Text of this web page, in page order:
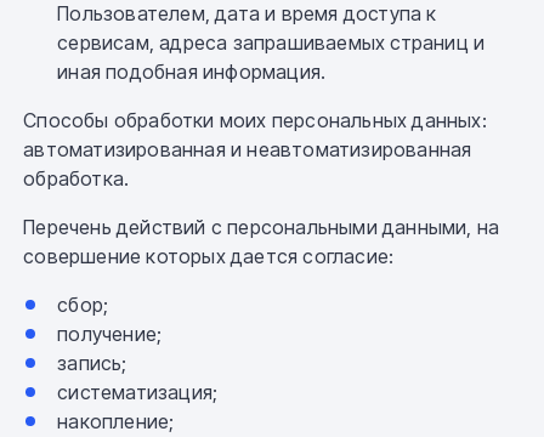
Пользователем, дата и время доступа к
сервисам, адреса запрашиваемых страниц и
иная подобная информация.
Способы обработки моих персональных данных:
автоматизированная и неавтоматизированная
обработка.
Перечень действий с персональными данными, на
совершение которых дается согласие:
сбор;
получение;
запись;
систематизация;
накопление;